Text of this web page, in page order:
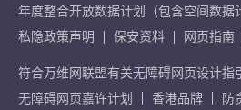
年度整合开放数据计划（包含空间数据
私隐政策声明
保安资料 网页指南
符合万维网联盟有关无障碍网页设计指
无障碍网页嘉许计划
香港品牌 防